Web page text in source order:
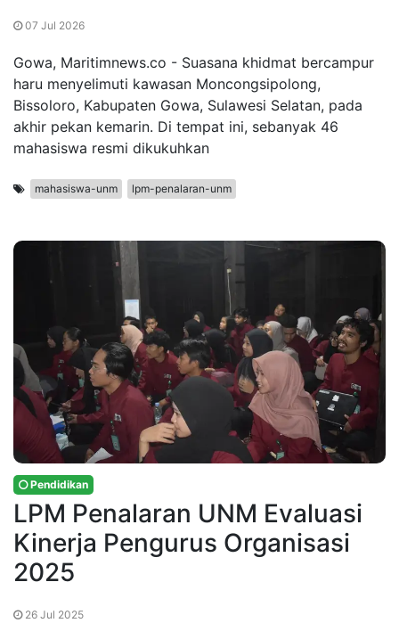
07 Jul 2026
Gowa, Maritimnews.co - Suasana khidmat bercampur
haru menyelimuti kawasan Moncongsipolong,
Bissoloro, Kabupaten Gowa, Sulawesi Selatan, pada
akhir pekan kemarin. Di tempat ini, sebanyak 46
mahasiswa resmi dikukuhkan
mahasiswa-unm lpm-penalaran-unm
Pendidikan
LPM Penalaran UNM Evaluasi
Kinerja Pengurus Organisasi
2025
26 Jul 2025